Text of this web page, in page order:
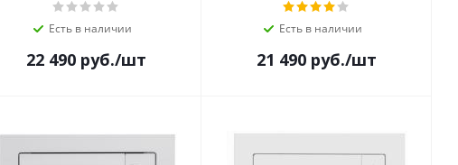
Есть в наличии
22 490 руб./шт
Есть в наличии
21 490 руб./шт